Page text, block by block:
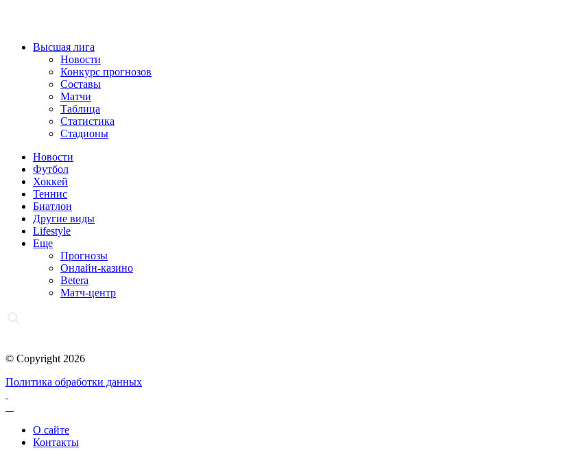
Высшая лига
Новости
Конкурс прогнозов
Составы
Матчи
Таблица
Статистика
Стадионы
Новости
Футбол
Хоккей
Теннис
Биатлон
Другие виды
Lifestyle
Еще
Прогнозы
Онлайн-казино
Betera
Матч-центр
© Copyright 2026
Политика обработки данных
О сайте
Контакты